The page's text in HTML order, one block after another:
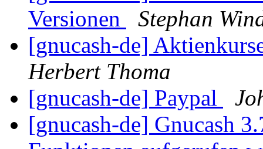
Versionen
Stephan
[gnucash-de]
Herbert Thoma
[gnucash-de] Paypal
[gnucash-de] Gnucash